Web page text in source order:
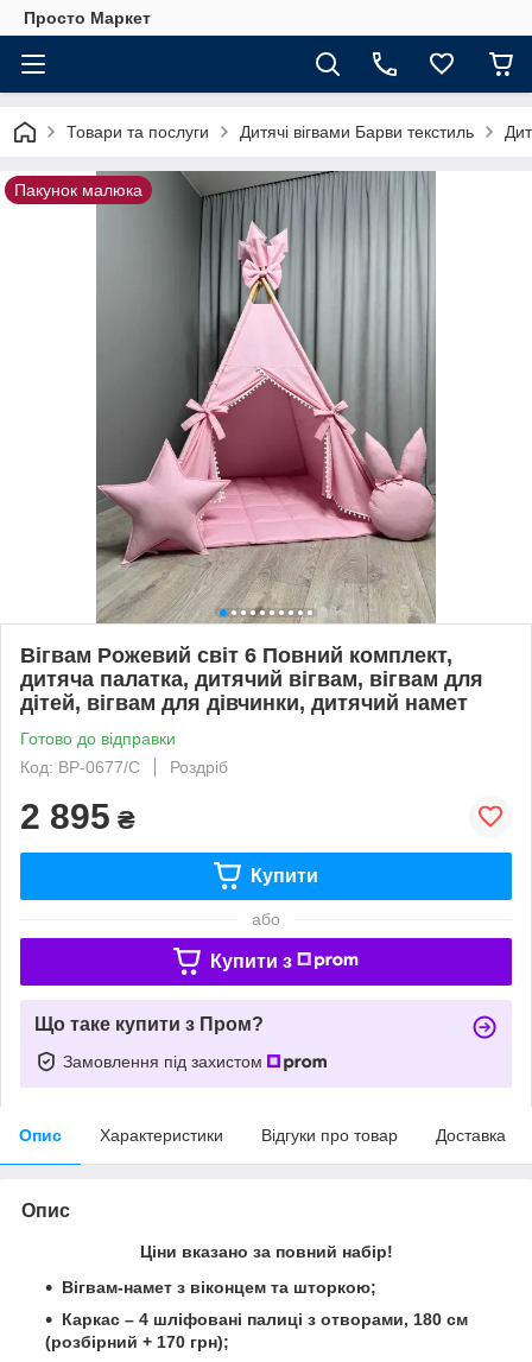
Просто Маркет
Товари та послуги Дитячі вігвами Барви текстиль
Пакунок малюка
Вігвам Рожевий світ 6 Повний комплект,
дитяча палатка, дитячий вігвам, вігвам для
дітей, вігвам для дівчинки, дитячий намет
Готово до відправки
Код: ВР-0677/С
Роздріб
2 895 ₴
Купити
або
Купити з
Що таке купити з Пром?
Замовлення під захистом
Опис Характеристики Відгуки про товар Доставка
Опис
Ціни вказано за повний набір!
Вігвам-намет з віконцем та шторкою;
Каркас – 4 шліфовані палиці з отворами, 180 см
(розбірний + 170 грн);